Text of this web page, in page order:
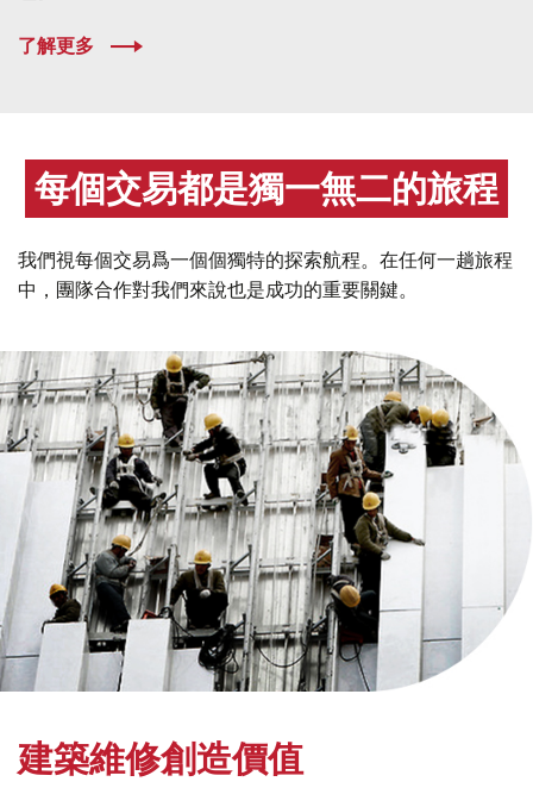
了解更多
每個交易都是獨一無二的旅程
我們視每個交易爲一個個獨特的探索航程。在任何一趟旅程
中，團隊合作對我們來說也是成功的重要關鍵。
建築維修創造價值